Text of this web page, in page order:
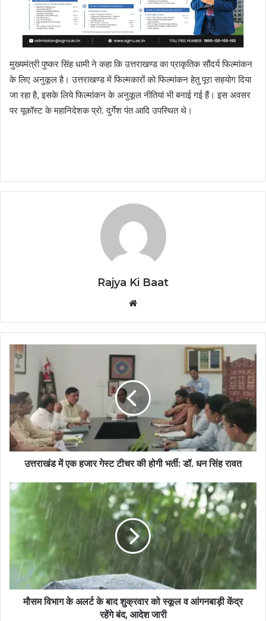
मुख्यमंत्री पुष्कर सिंह धामी ने कहा कि उत्तराखण्ड का प्राकृतिक सौंदर्य फिल्मांकन
के लिए अनुकूल है। उत्तराखण्ड में फिल्मकारों को फिल्मांकन हेतु पूरा सहयोग दिया
जा रहा है, इसके लिये फिल्मांकन के अनुकूल नीतियां भी बनाई गई हैं। इस अवसर
पर यूकॉस्ट के महानिदेशक प्रो. दुर्गेश पंत आदि उपस्थित थे।
Rajya Ki Baat
उत्तराखंड में एक हजार गेस्ट टीचर की होगी भर्ती: डॉ. धन सिंह रावत
मौसम विभाग के अलर्ट के बाद शुक्रवार को स्कूल व आंगनबाड़ी केंद्र
रहेंगे बंद, आदेश जारी